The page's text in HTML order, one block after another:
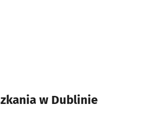
w Dublinie